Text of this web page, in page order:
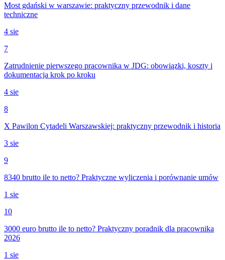
Most gdański w warszawie: praktyczny przewodnik i dane
techniczne
4 sie
7
Zatrudnienie pierwszego pracownika w JDG: obowiązki, koszty i
dokumentacja krok po kroku
4 sie
8
X Pawilon Cytadeli Warszawskiej: praktyczny przewodnik i historia
3 sie
9
8340 brutto ile to netto? Praktyczne wyliczenia i porównanie umów
1 sie
10
3000 euro brutto ile to netto? Praktyczny poradnik dla pracownika
2026
1 sie